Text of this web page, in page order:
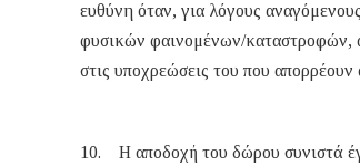
ευθύνη όταν, για λόγους
φυσικών φαινομένων/καταστροφών,
στις υποχρεώσεις του που
10. H αποδοχή του δώρου συνιστά